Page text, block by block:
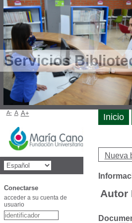
Servicios
Nueva
Autor
Inicio
A- A A+
Conectarse
acceder a su cuenta de
usuario